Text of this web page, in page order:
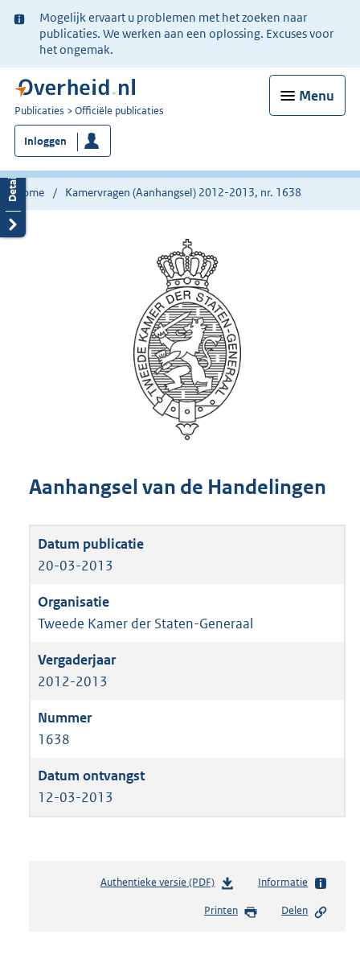
Ter
informatie:
Mogelijk ervaart u problemen met het zoeken naar
publicaties. We werken aan een oplossing. Excuses voor
het ongemak.
Menu
U
bent
nu
hier:
Publicaties Officiële publicaties
Inloggen
Home Kamervragen (Aanhangsel) 2012-2013, nr. 1638
Aanhangsel van de Handelingen
20-03-2013
Tweede Kamer der Staten-Generaal
2012-2013
1638
12-03-2013
Authentieke versie (PDF)b
s
Informatie
Printen Delen